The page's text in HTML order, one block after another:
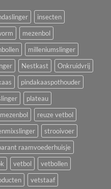
insecten
mezenbol
milleniumslinger
Nestkast
Onkruidvrij
pindakaaspothouder
plateau
reuze vetbol
strooivoer
raamvoederhuisje
vetbol
vetbollen
vetstaaf